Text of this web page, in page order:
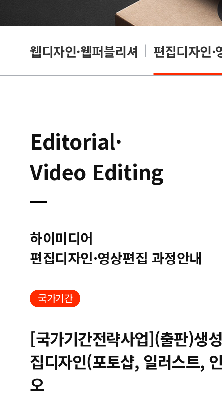
웹디자인·웹퍼블리셔 편집디자인·
Editorial·
Video Editing
하이미디어
편집디자인·영상편집 과정안내
국가기간
[국가기간전략사업](출판)생
집디자인(포토샵, 일러스트,
오